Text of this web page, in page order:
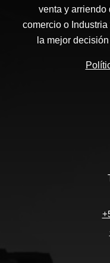
venta y arriendo
comercio o
la mejor